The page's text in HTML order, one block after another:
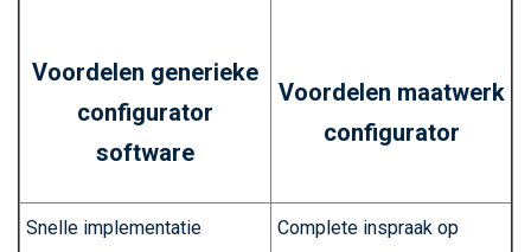
Voordelen generieke
configurator
software
Voordelen maatwerk
configurator
Snelle implementatie
Complete inspraak op